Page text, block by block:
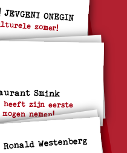
ONEGIN
zomer!
Smink
heeft zijn eerste
nemen!
Westenberg